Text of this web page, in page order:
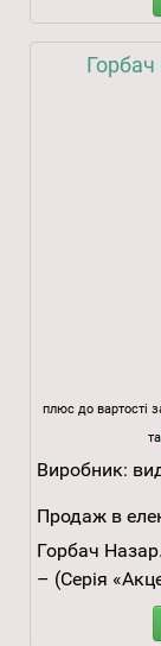
плюс до вартості
та
Виробник:
Продаж в
Горбач
– (Серія